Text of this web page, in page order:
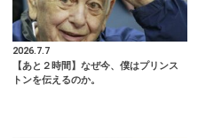
2026.7.7
【あと２時間】なぜ今、僕はプリンス
トンを伝えるのか。